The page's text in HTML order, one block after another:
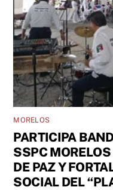
MORELOS
PARTICIPA
SSPC
DE PAZ Y
SOCIAL DEL